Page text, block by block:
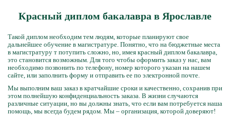
Красный диплом бакалавра в Ярославле
Такой диплом необходим тем людям, которые планируют свое
дальнейшее обучение в магистратуре. Понятно, что на бюджетные места
в магистратуру т потупить сложно, но, имея красный диплом бакалавра,
это становится возможным. Для того чтобы оформить заказ у нас, вам
необходимо позвонить по телефону, номер которого указан на нашем
сайте, или заполнить форму и отправить ее по электронной почте.
Мы выполним ваш заказ в кратчайшие сроки и качественно, сохранив при
этом полнейшую конфиденциальность заказа. В жизни случаются
различные ситуации, но вы должны знать, что если вам потребуется наша
помощь, мы всегда будем рядом. Мы – организация, которой доверяют!